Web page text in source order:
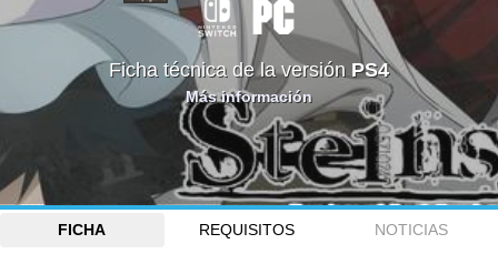
Ficha técnica de la versión PS4
Más información
FICHA REQUISITOS
NOTICIAS